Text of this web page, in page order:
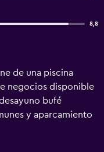
8,8
de una piscina
negocios disponible
bufé
y aparcamiento
un centro de
y café o té en las